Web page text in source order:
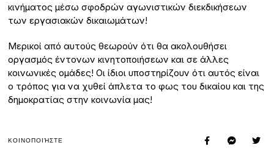
κινήματος μέσω σφοδρών αγωνιστικών διεκδικήσεων
των εργασιακών δικαιωμάτων!
Μερικοί από αυτούς θεωρούν ότι θα ακολουθήσει
οργασμός έντονων κινητοποιήσεων και σε άλλες
κοινωνικές ομάδες! Οι ίδιοι υποστηρίζουν ότι αυτός είναι
ο τρόπος για να χυθεί άπλετα το φως του δικαίου και της
δημοκρατίας στην κοινωνία μας!
ΚΟΙΝΟΠΟΙΉΣΤΕ